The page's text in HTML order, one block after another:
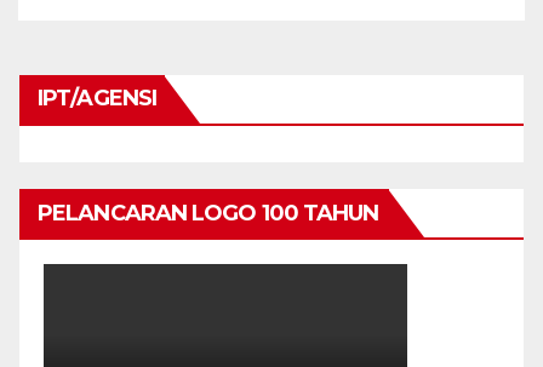
IPT/AGENSI
PELANCARAN LOGO 100 TAHUN